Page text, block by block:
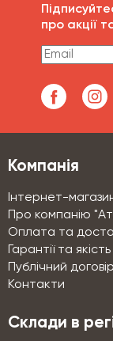
про акції
Компанія
Інтернет-
Про компанію
Оплата та
Гарантії та якість
Публічний
Контакти
Склади в